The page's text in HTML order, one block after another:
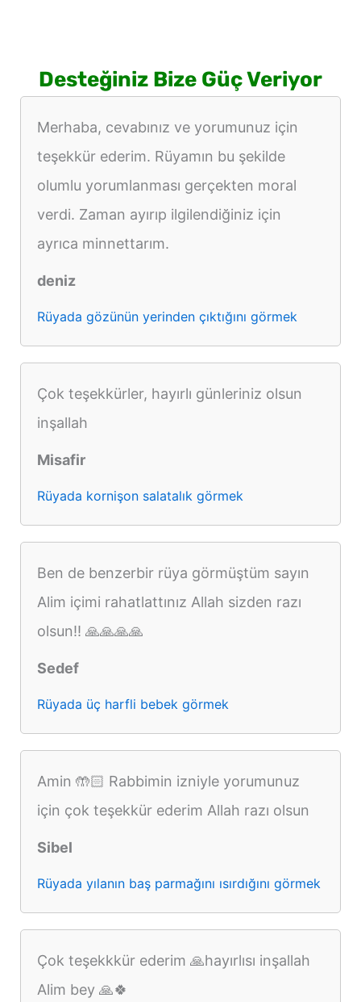
Desteğiniz Bize Güç Veriyor
Merhaba, cevabınız ve yorumunuz için
teşekkür ederim. Rüyamın bu şekilde
olumlu yorumlanması gerçekten moral
verdi. Zaman ayırıp ilgilendiğiniz için
ayrıca minnettarım.
deniz
Rüyada gözünün yerinden çıktığını görmek
Çok teşekkürler, hayırlı günleriniz olsun
inşallah
Misafir
Rüyada kornişon salatalık görmek
Ben de benzerbir rüya görmüştüm sayın
Alim içimi rahatlattınız Allah sizden razı
olsun!! 🙏🙏🙏🙏
Sedef
Rüyada üç harfli bebek görmek
Amin 🤲🏻 Rabbimin izniyle yorumunuz
için çok teşekkür ederim Allah razı olsun
Sibel
Rüyada yılanın baş parmağını ısırdığını görmek
Çok teşekkkür ederim 🙏hayırlısı inşallah
Alim bey 🙏🍀